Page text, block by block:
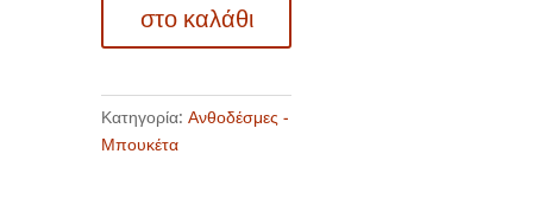
ποσότητα
στο καλάθι
Κατηγορία: Ανθοδέσμες -
Μπουκέτα